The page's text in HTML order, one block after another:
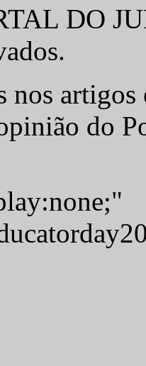
DO
nos artigos
do